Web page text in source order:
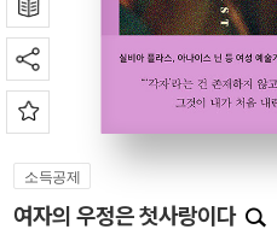
소득공제
여자의 우정은 첫사랑이다